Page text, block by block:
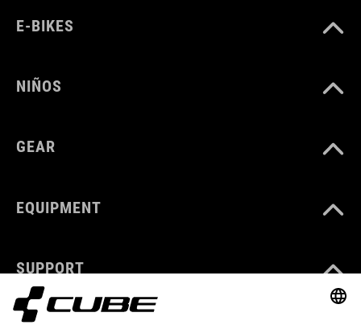
E-BIKES
NIÑOS
GEAR
EQUIPMENT
SUPPORT